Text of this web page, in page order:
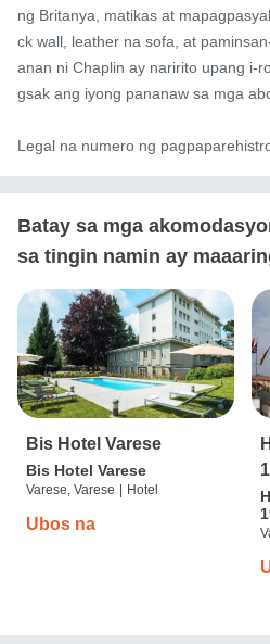
ng Britanya, matikas at
ck wall, leather na sofa, at
anan ni Chaplin ay naririto upang i-
gsak ang iyong pananaw sa mga
Legal na numero ng
Batay sa mga
sa tingin namin ay
Bis Hotel Varese
Bis Hotel Varese
Varese, Varese | Hotel
Ubos na